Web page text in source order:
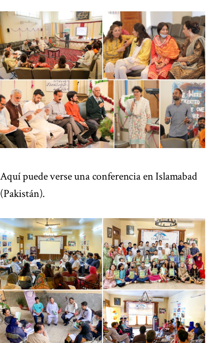
Aquí puede verse una conferencia en Islamabad
(Pakistán).